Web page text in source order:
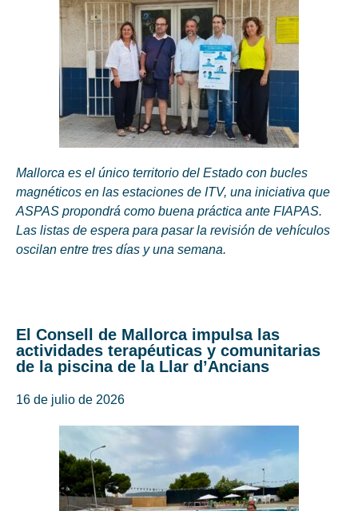
Mallorca es el único territorio del Estado con bucles
magnéticos en las estaciones de ITV, una iniciativa que
ASPAS propondrá como buena práctica ante FIAPAS.
Las listas de espera para pasar la revisión de vehículos
oscilan entre tres días y una semana.
El Consell de Mallorca impulsa las
actividades terapéuticas y comunitarias
de la piscina de la Llar d’Ancians
16 de julio de 2026